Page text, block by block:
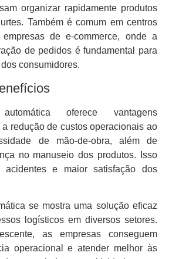
organizar rapidamente produtos
Também é comum em centros
de e-commerce, onde a
de pedidos é fundamental para
consumidores.
oferece vantagens
redução de custos operacionais ao
de mão-de-obra, além de
no manuseio dos produtos. Isso
acidentes e maior satisfação dos
se mostra uma solução eficaz
logísticos em diversos setores.
as empresas conseguem
operacional e atender melhor às